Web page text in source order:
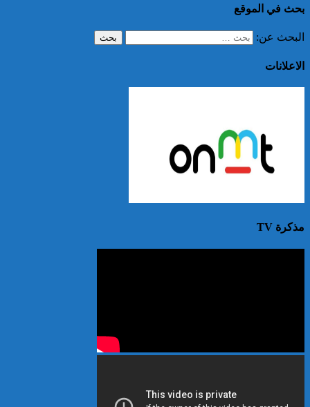
بحث في الموقع
البحث عن:
الاعلانات
مذكرة TV